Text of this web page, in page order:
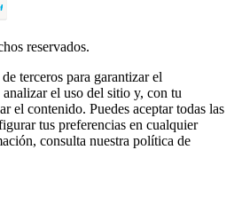
reservados.
terceros para garantizar el
el uso del sitio y, con tu
el contenido. Puedes aceptar todas las
tus preferencias en cualquier
consulta nuestra política de